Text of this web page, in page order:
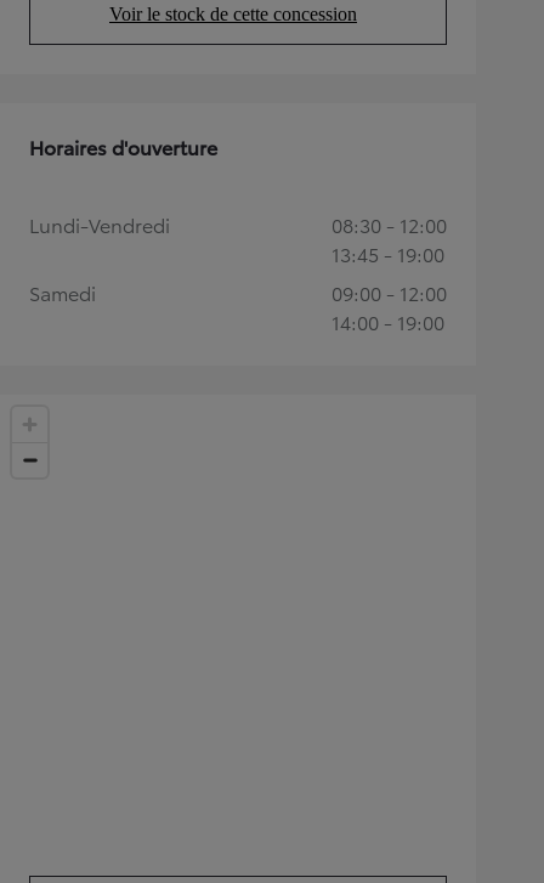
Voir le stock de cette concession
(Opens in new tab)
Horaires d'ouverture
Lundi-Vendredi
08:30 - 12:00
13:45 - 19:00
Samedi
09:00 - 12:00
14:00 - 19:00